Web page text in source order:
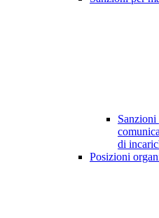
Sanzioni
di
Posizioni